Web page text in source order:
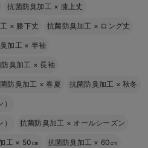
抗菌防臭加工 × 膝上丈
× 膝下丈 抗菌防臭加工 × ロング丈
加工 × 半袖
臭加工 ×長袖
防臭加工 ×春夏 抗菌防臭加工 ×秋冬
抗菌防臭加工 × オールシーズン
工 × 50㎝ 抗菌防臭加工 × 60㎝